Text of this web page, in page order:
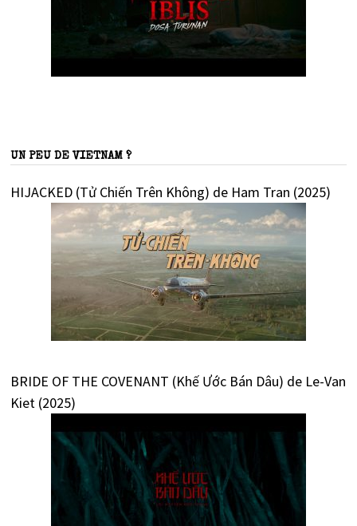
UN PEU DE VIETNAM ?
HIJACKED (Tử Chiến Trên Không) de Ham Tran (2025)
BRIDE OF THE COVENANT (Khế Ước Bán Dâu) de Le-Van
Kiet (2025)